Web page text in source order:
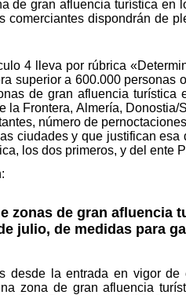
de gran afluencia turística
comerciantes dispondrán de
4 lleva por rúbrica
superior a 600.000
de gran afluencia
la Frontera, Almería,
número de
ciudades y que justifican
los dos primeros, y del ente
de gran afluencia
julio, de medidas para
la entrada en vigor de
zona de gran afluencia